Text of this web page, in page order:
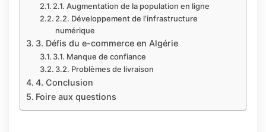
2.1. Augmentation de la population en ligne
2.2. Développement de l’infrastructure
numérique
3. Défis du e-commerce en Algérie
3.1. Manque de confiance
3.2. Problèmes de livraison
4. Conclusion
Foire aux questions